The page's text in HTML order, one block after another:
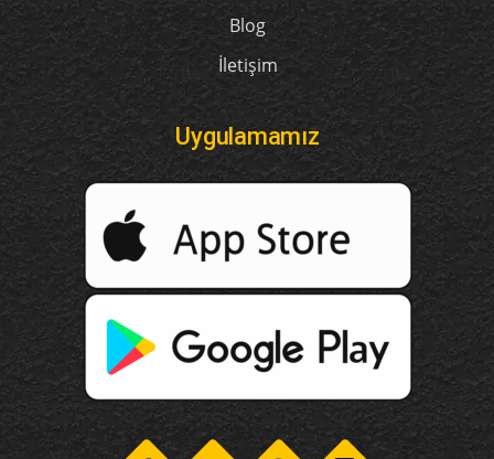
Blog
İletişim
Uygulamamız